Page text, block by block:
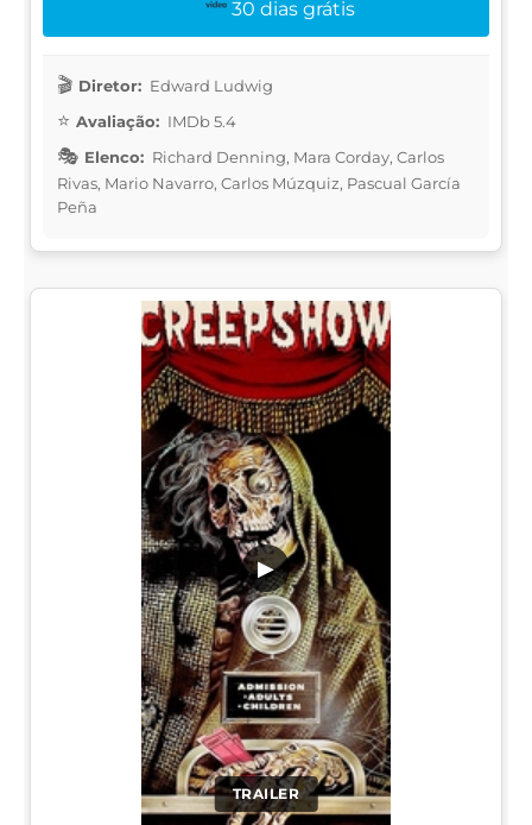
30 dias grátis
Diretor: Edward Ludwig
Avaliação: IMDb 5.4
Elenco: Richard Denning, Mara Corday, Carlos
Rivas, Mario Navarro, Carlos Múzquiz, Pascual García
Peña
TRAILER
▶